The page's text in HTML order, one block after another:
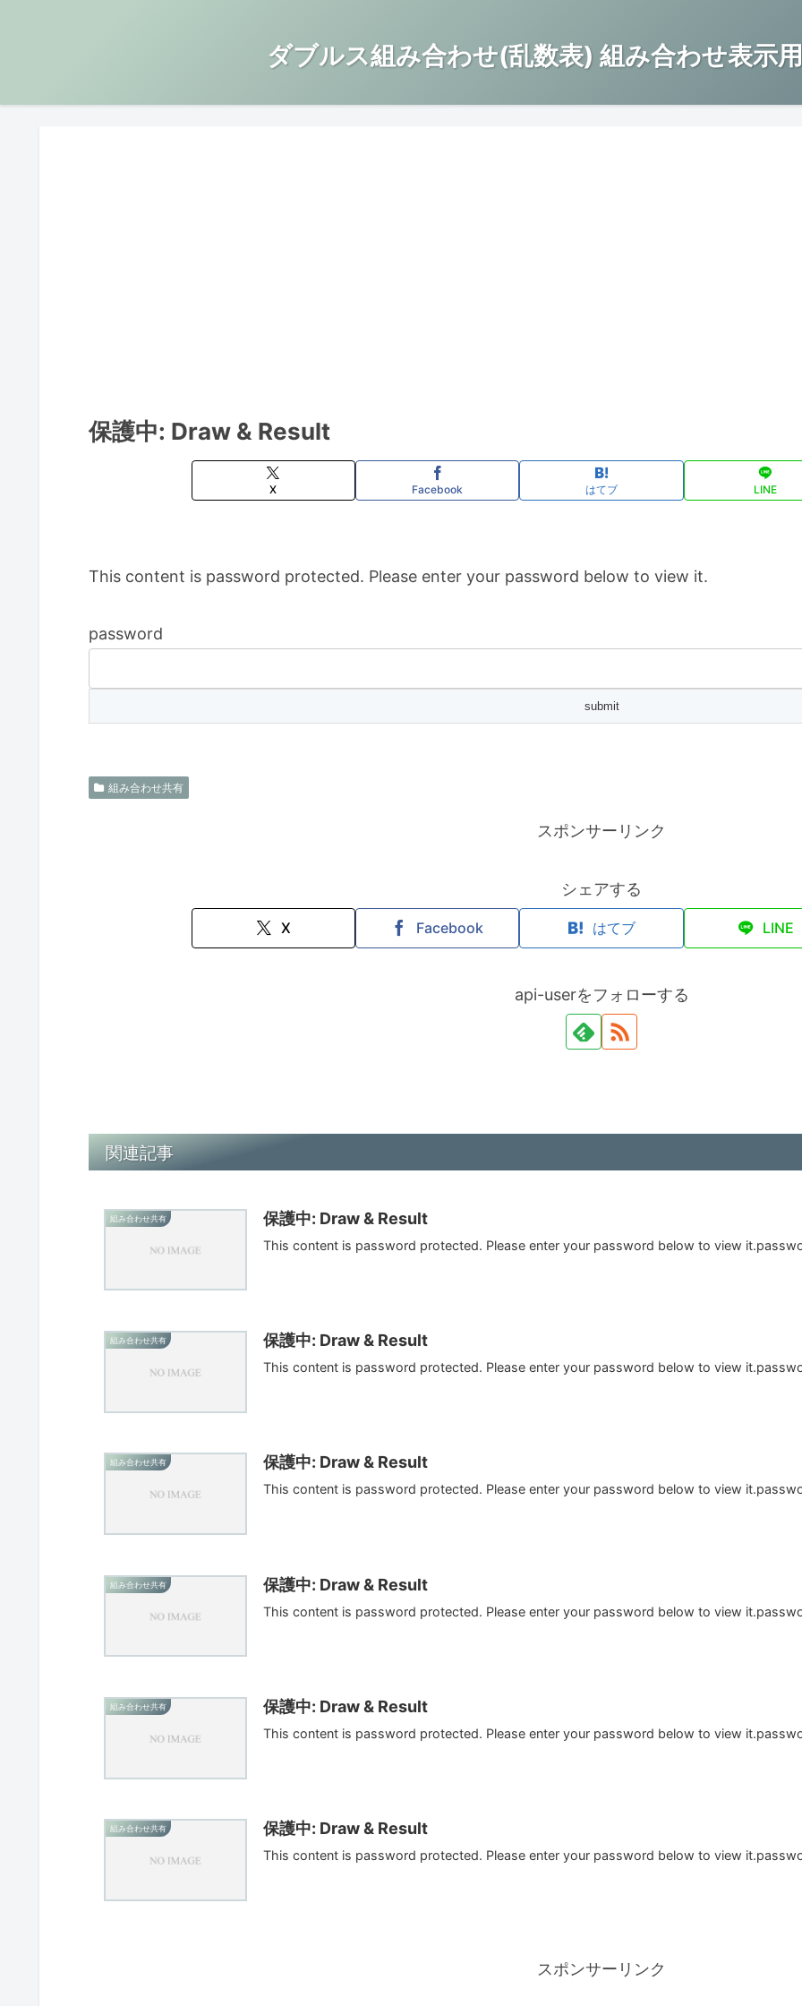
ダブルス組み合わせ(乱数表) 組み合わせ表示
保護中: Draw & Result
X Facebook はてブ LINE
This content is password protected. Please enter your password below to view it.
password
組み合わせ共有
スポンサーリンク
シェアする
X Facebook はてブ LINE
api-userをフォローする
関連記事
組み合わせ共有 保護中: Draw & Result
This content is password protected. Please enter your password below to view
組み合わせ共有 保護中: Draw & Result
This content is password protected. Please enter your password below to view
組み合わせ共有 保護中: Draw & Result
This content is password protected. Please enter your password below to view
組み合わせ共有 保護中: Draw & Result
This content is password protected. Please enter your password below to view
組み合わせ共有 保護中: Draw & Result
This content is password protected. Please enter your password below to view
組み合わせ共有 保護中: Draw & Result
This content is password protected. Please enter your password below to view
スポンサーリンク